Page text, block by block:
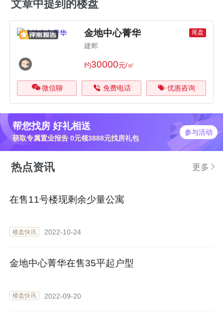
文章中提到的楼盘
金地中心菁华 尾盘
建邺
约30000元/㎡
微信聊 免费电话 优惠咨询
帮您找房 好礼相送
获取专属置业报告 0元领3888元找房礼包
参与活动
热点资讯 更多
在售11号楼现剩余少量公寓
楼盘快讯 2022-10-24
金地中心菁华在售35平起户型
楼盘快讯 2022-09-20